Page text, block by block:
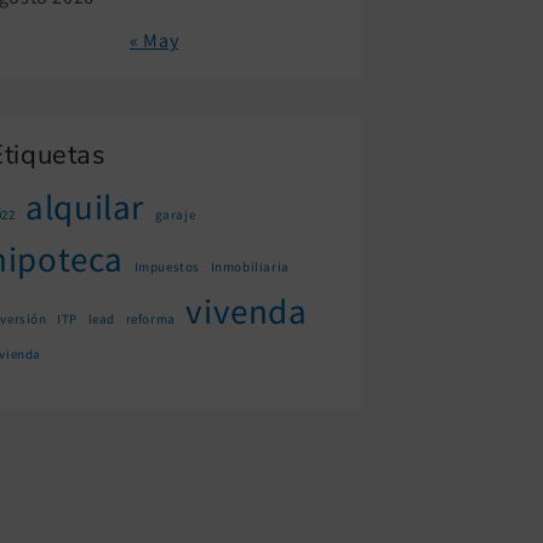
« May
alquilar garaje
Impuestos Inmobiliaria
ITP lead reforma vivenda